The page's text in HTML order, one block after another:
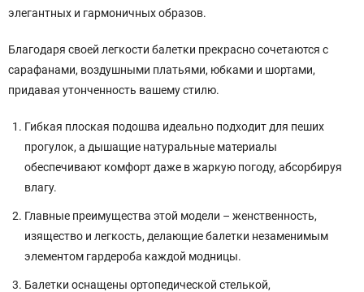
элегантных и гармоничных образов.
Благодаря своей легкости балетки прекрасно сочетаются с
сарафанами, воздушными платьями, юбками и шортами,
придавая утонченность вашему стилю.
Гибкая плоская подошва идеально подходит для пеших
прогулок, а дышащие натуральные материалы
обеспечивают комфорт даже в жаркую погоду, абсорбируя
влагу.
Главные преимущества этой модели – женственность,
изящество и легкость, делающие балетки незаменимым
элементом гардероба каждой модницы.
Балетки оснащены ортопедической стелькой,